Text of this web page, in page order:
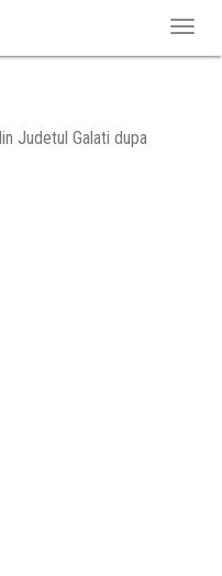
Judetul Galati dupa